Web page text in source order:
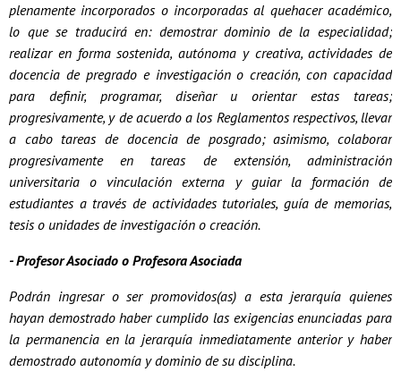
plenamente incorporados o incorporadas al quehacer académico,
lo que se traducirá en: demostrar dominio de la especialidad;
realizar en forma sostenida, autónoma y creativa, actividades de
docencia de pregrado e investigación o creación, con capacidad
para definir, programar, diseñar u orientar estas tareas;
progresivamente, y de acuerdo a los Reglamentos respectivos, llevar
a cabo tareas de docencia de posgrado; asimismo, colaborar
progresivamente en tareas de extensión, administración
universitaria o vinculación externa y guiar la formación de
estudiantes a través de actividades tutoriales, guía de memorias,
tesis o unidades de investigación o creación.
- Profesor Asociado o Profesora Asociada
Podrán ingresar o ser promovidos(as) a esta jerarquía quienes
hayan demostrado haber cumplido las exigencias enunciadas para
la permanencia en la jerarquía inmediatamente anterior y haber
demostrado autonomía y dominio de su disciplina.